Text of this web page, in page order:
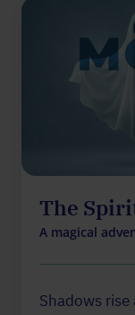
The
A magical
Shadows